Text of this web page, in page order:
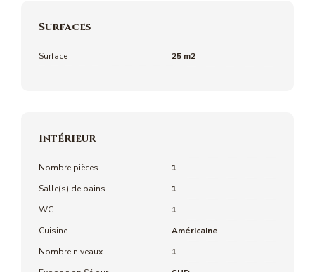
Surfaces
Surface 25 m2
Intérieur
Nombre pièces
1
Salle(s) de bains
1
WC
1
Cuisine
Américaine
Nombre niveaux
1